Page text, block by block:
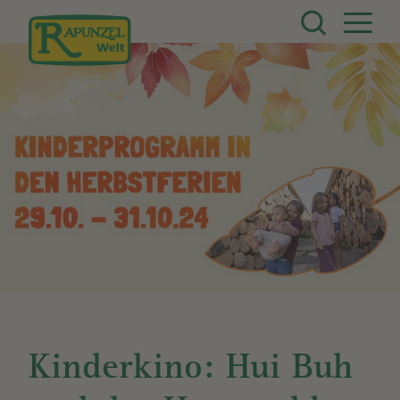
Direkt zum Inhalt
Kinderkino: Hui Buh